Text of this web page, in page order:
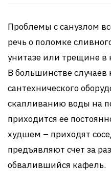
Проблемы с санузлом
речь о поломке
унитазе или трещине в
В большинстве случаев
сантехнического
скапливанию воды на
приходится ее
худшем – приходят
предъявляют счет за
обвалившийся кафель.